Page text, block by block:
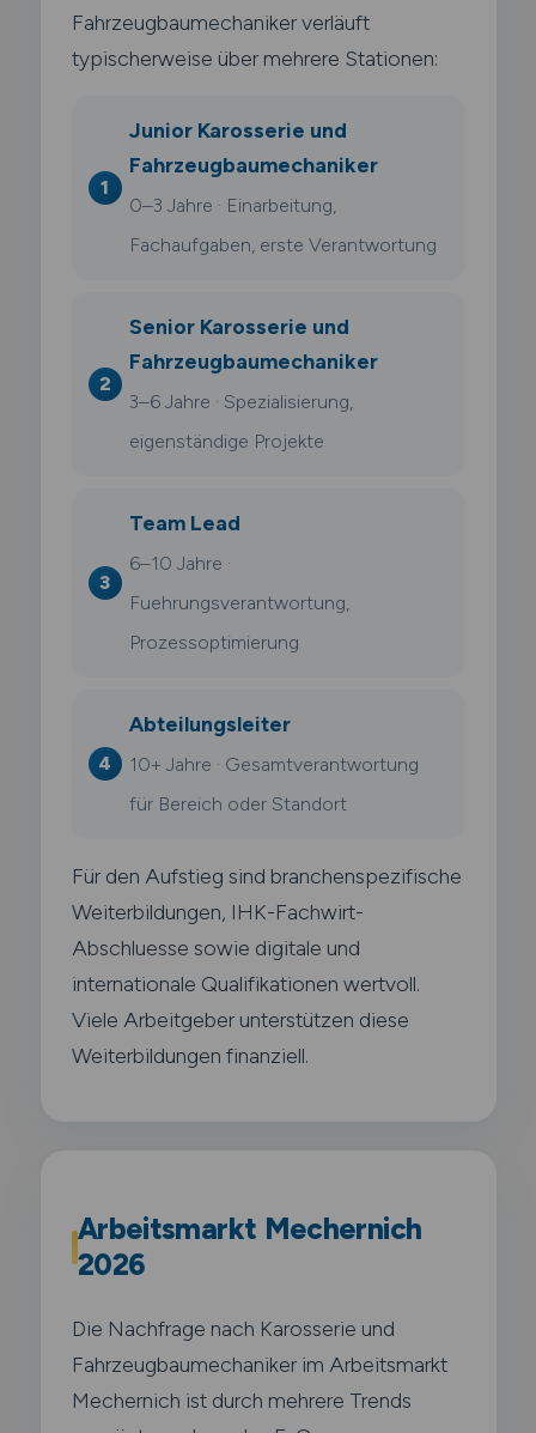
Fahrzeugbaumechaniker verläuft
typischerweise über mehrere Stationen:
Junior Karosserie und
Fahrzeugbaumechaniker
0–3 Jahre · Einarbeitung,
Fachaufgaben, erste Verantwortung
Senior Karosserie und
Fahrzeugbaumechaniker
3–6 Jahre · Spezialisierung,
eigenständige Projekte
Team Lead
6–10 Jahre ·
Fuehrungsverantwortung,
Prozessoptimierung
Abteilungsleiter
10+ Jahre · Gesamtverantwortung
für Bereich oder Standort
Für den Aufstieg sind branchenspezifische
Weiterbildungen, IHK-Fachwirt-
Abschluesse sowie digitale und
internationale Qualifikationen wertvoll.
Viele Arbeitgeber unterstützen diese
Weiterbildungen finanziell.
Arbeitsmarkt Mechernich
2026
Die Nachfrage nach Karosserie und
Fahrzeugbaumechaniker im Arbeitsmarkt
Mechernich ist durch mehrere Trends